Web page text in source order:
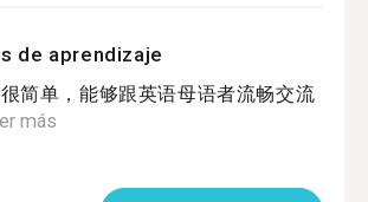
de aprendizaje
简单，能够跟英语母语者流畅交流
más